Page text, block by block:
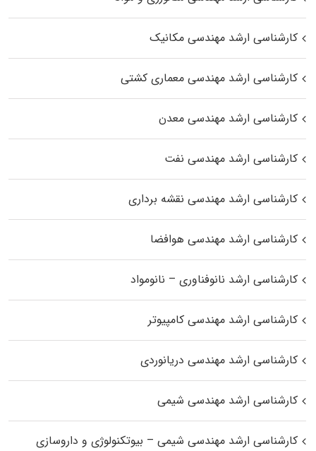
کارشناسی ارشد مهندسی مکانیک
کارشناسی ارشد مهندسی معماری کشتی
کارشناسی ارشد مهندسی معدن
کارشناسی ارشد مهندسی نفت
کارشناسی ارشد مهندسی نقشه برداری
کارشناسی ارشد مهندسی هوافضا
کارشناسی ارشد نانوفناوری – نانومواد
کارشناسی ارشد مهندسی کامپیوتر
کارشناسی ارشد مهندسی دریانوردی
کارشناسی ارشد مهندسی شیمی
کارشناسی ارشد مهندسی شیمی – بیوتکنولوژی و داروسازی